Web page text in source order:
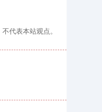
代表本站观点。